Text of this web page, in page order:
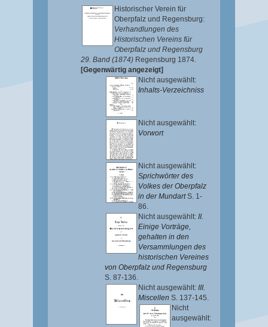
Historischer Verein für
Oberpfalz und Regensburg:
Verhandlungen des
Historischen Vereins für
Oberpfalz und Regensburg
29. Band (1874) Regensburg 1874.
[Gegenwärtig angezeigt]
Nicht ausgewählt:
Inhalts-Verzeichniss
Nicht ausgewählt:
Vorwort
Nicht ausgewählt:
Sprichwörter des
Volkes der Oberpfalz
in der MundartS. 1-
86.
Nicht ausgewählt: II.
Einige Vorträge,
gehalten in den
Versammlungen des
historischen Vereines
von Oberpfalz und Regensburg
S. 87-136.
Nicht ausgewählt: III.
Miscellen S. 137-145.
Nicht
ausgewählt: